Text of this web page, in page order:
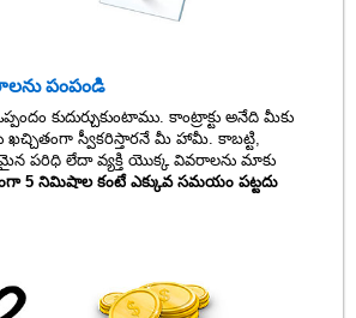
పంపండి
కుదుర్చుకుంటాము. కాంట్రాక్టు అనేది మీకు
స్వీకరిస్తారనే మీ హామీ. కాబట్టి,
పరిధి లేదా వ్యక్తి యొక్క వివరాలను మాకు
5 నిమిషాల కంటే ఎక్కువ సమయం పట్టదు